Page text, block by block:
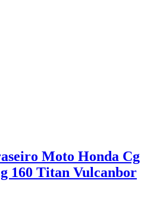
Moto Honda Cg
160 Titan Vulcanbor